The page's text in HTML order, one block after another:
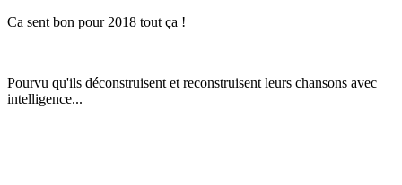
Ca sent bon pour 2018 tout ça !
Pourvu qu'ils déconstruisent et reconstruisent leurs chansons avec
intelligence...